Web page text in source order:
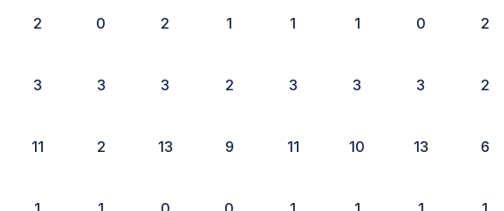
2 0 2 1 1 1 0 2
3 3 3 2 3 3 3 2
11 2 13 9 11 10 13 6